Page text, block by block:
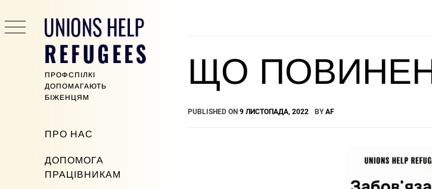
ПРОФСПІЛКІ
ДОПОМАГАЮТЬ
БІЖЕНЦЯМ
ПРО НАС
ДОПОМОГА
ПРАЦІВНИКАМ
to
content
ЩО
PUBLISHED ON 9 ЛИСТОПАДА, 2022 BYAF